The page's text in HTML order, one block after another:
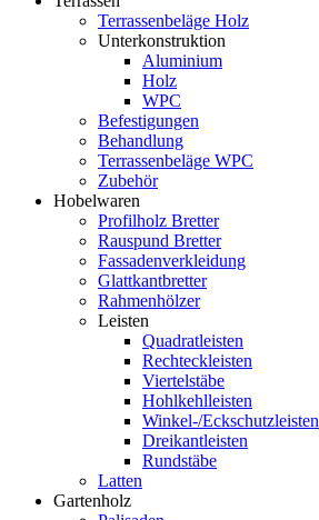
Terrassenbeläge Holz
Unterkonstruktion
Aluminium
Holz
WPC
Befestigungen
Behandlung
Terrassenbeläge WPC
Zubehör
Hobelwaren
Profilholz Bretter
Rauspund Bretter
Fassadenverkleidung
Glattkantbretter
Rahmenhölzer
Leisten
Quadratleisten
Rechteckleisten
Viertelstäbe
Hohlkehlleisten
Winkel-/Eckschutzleisten
Dreikantleisten
Rundstäbe
Latten
Gartenholz